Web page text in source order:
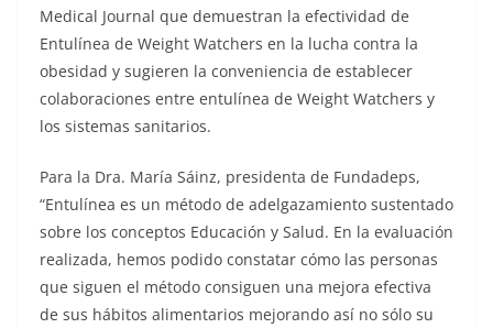
Medical Journal que demuestran la efectividad de
Entulínea de Weight Watchers en la lucha contra la
obesidad y sugieren la conveniencia de establecer
colaboraciones entre entulínea de Weight Watchers y
los sistemas sanitarios.
Para la Dra. María Sáinz, presidenta de Fundadeps,
“Entulínea es un método de adelgazamiento sustentado
sobre los conceptos Educación y Salud. En la evaluación
realizada, hemos podido constatar cómo las personas
que siguen el método consiguen una mejora efectiva
de sus hábitos alimentarios mejorando así no sólo su